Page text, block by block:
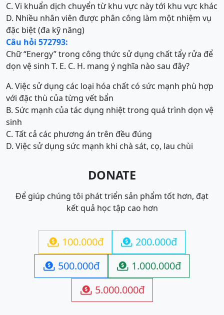
C. Vi khuẩn dịch chuyển từ khu vực này tới khu vực khác
D. Nhiều nhân viên được phân công làm một nhiệm vụ
đặc biệt (đa kỹ năng)
Câu hỏi 572793:
Chữ “Energy” trong công thức sử dụng chất tẩy rửa để
dọn vệ sinh T. E. C. H. mang ý nghĩa nào sau đây?
A. Việc sử dụng các loại hóa chất có sức mạnh phù hợp
với đặc thù của từng vết bẩn
B. Sức mạnh của tác dụng nhiệt trong quá trình dọn vệ
sinh
C. Tất cả các phương án trên đều đúng
D. Việc sử dụng sức mạnh khi chà sát, cọ, lau chùi
DONATE
Để giúp chúng tôi phát triển sản phẩm tốt hơn, đạt
kết quả học tập cao hơn
 100.000đ  200.000đ
 500.000đ  1.000.000đ
 5.000.000đ